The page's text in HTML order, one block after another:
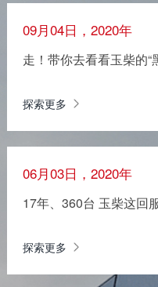
09月04日，2020年
走！带你去看看玉柴的“
探索更多
06月03日，2020年
17年、360台 玉柴这回
探索更多